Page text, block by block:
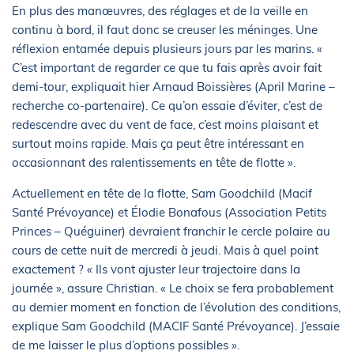
En plus des manœuvres, des réglages et de la veille en
continu à bord, il faut donc se creuser les méninges. Une
réflexion entamée depuis plusieurs jours par les marins. «
C’est important de regarder ce que tu fais après avoir fait
demi-tour, expliquait hier Arnaud Boissières (April Marine –
recherche co-partenaire). Ce qu’on essaie d’éviter, c’est de
redescendre avec du vent de face, c’est moins plaisant et
surtout moins rapide. Mais ça peut être intéressant en
occasionnant des ralentissements en tête de flotte ».
Actuellement en tête de la flotte, Sam Goodchild (Macif
Santé Prévoyance) et Élodie Bonafous (Association Petits
Princes – Quéguiner) devraient franchir le cercle polaire au
cours de cette nuit de mercredi à jeudi. Mais à quel point
exactement ? « Ils vont ajuster leur trajectoire dans la
journée », assure Christian. « Le choix se fera probablement
au dernier moment en fonction de l’évolution des conditions,
explique Sam Goodchild (MACIF Santé Prévoyance). J’essaie
de me laisser le plus d’options possibles ».